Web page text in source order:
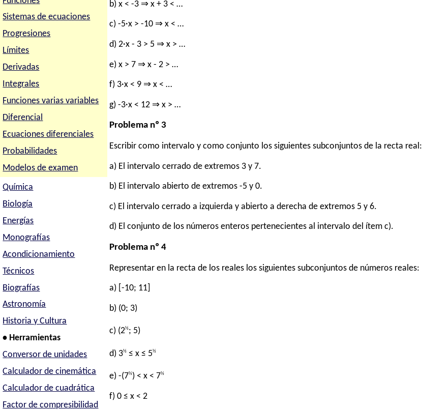
Sistemas de ecuaciones
Progresiones
Límites
Derivadas
Integrales
Funciones varias variables
Diferencial
Ecuaciones diferenciales
Probabilidades
Modelos de examen
Química
Biología
Energías
Monografías
Acondicionamiento
Técnicos
Biografías
Astronomía
Historia y Cultura
• Herramientas
Conversor de unidades
Calculador de cinemática
Calculador de cuadrática
Factor de compresibilidad
b) x < -3 ⇒ x + 3 < …
c) -5·x > -10 ⇒ x < …
d) 2·x - 3 > 5 ⇒ x > …
e) x > 7 ⇒ x - 2 > …
f) 3·x < 9 ⇒ x < …
g) -3·x < 12 ⇒ x > …
Problema nº 3
Escribir como intervalo y como conjunto los siguientes subconjuntos de la recta real:
a) El intervalo cerrado de extremos 3 y 7.
b) El intervalo abierto de extremos -5 y 0.
c) El intervalo cerrado a izquierda y abierto a derecha de extremos 5 y 6.
d) El conjunto de los números enteros pertenecientes al intervalo del ítem c).
Problema nº 4
Representar en la recta de los reales los siguientes subconjuntos de números reales:
a) [-10; 11]
b) (0; 3)
c) (2½; 5)
d) 3½ ≤ x ≤ 5½
e) -(7½) < x < 7½
f) 0 ≤ x < 2